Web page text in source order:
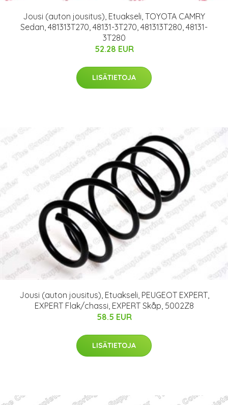
Jousi (auton jousitus), Etuakseli, TOYOTA CAMRY
Sedan, 481313T270, 48131-3T270, 481313T280, 48131-
3T280
52.28 EUR
LISÄTIETOJA
Jousi (auton jousitus), Etuakseli, PEUGEOT EXPERT,
EXPERT Flak/chassi, EXPERT Skåp, 5002Z8
58.5 EUR
LISÄTIETOJA